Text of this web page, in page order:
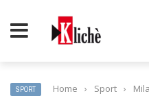
SPORT Home › Sport ›